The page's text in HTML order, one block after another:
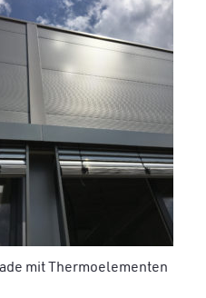
mit Thermoelementen